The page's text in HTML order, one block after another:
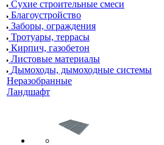
Сухие строительные смеси
Благоустройство
Заборы, ограждения
Тротуары, террасы
Кирпич, газобетон
Листовые материалы
Дымоходы, дымоходные системы
Неразобранные
Ландшафт